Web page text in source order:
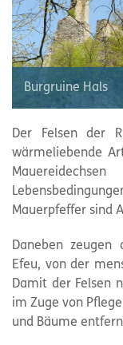
Burgruine Hals
Der Felsen der
wärmeliebende
Mauerpfeffer sind
Daneben
Efeu, von der
Damit der Felsen
im Zuge von
und Bäume